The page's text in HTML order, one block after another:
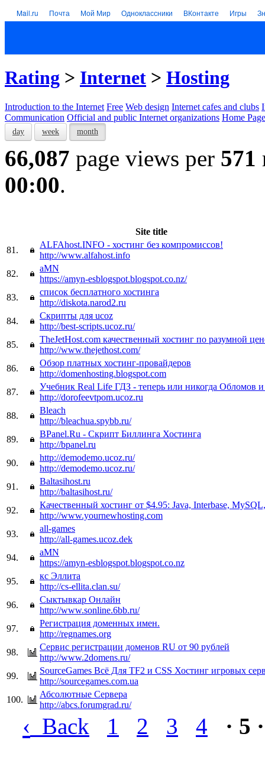
Mail.ru Почта Мой Мир Одноклассники ВКонтакте Игры
Rating > Internet > Hosting
Introduction to the Internet Free Web design Internet cafes and clubs
Communication Official and public Internet organizations Home
day week month
66,087 page views per 571
00:00.
Site title
81.
ALFAhost.INFO - хостинг без компромиссов!
http://www.alfahost.info
82.
aMN
https://amyn-esblogspot.blogspot.co.nz/
83.
список бесплатного хостинга
http://diskota.narod2.ru
84.
Скрипты для ucoz
http://best-scripts.ucoz.ru/
85.
TheJetHost.com качественный хостинг по разумной
http://www.thejethost.com/
86.
Обзор платных хостинг-провайдеров
http://domenhosting.blogspot.com
87.
Учебник Real Life ГДЗ - теперь или никогда Обломов
http://dorofeevtpom.ucoz.ru
88.
Bleach
http://bleachua.spybb.ru/
89.
BPanel.Ru - Скрипт Биллинга Хостинга
http://bpanel.ru
90.
http://demodemo.ucoz.ru/
http://demodemo.ucoz.ru/
91.
Baltasihost.ru
http://baltasihost.ru/
92.
Качественный хостинг от $4.95: Java, Interbase,
http://www.yournewhosting.com
93.
all-games
http://all-games.ucoz.dek
94.
aMN
https://amyn-esblogspot.blogspot.co.nz
95.
кс Эллита
http://cs-ellita.clan.su/
96.
Сыктывкар Онлайн
http://www.sonline.6bb.ru/
97.
Регистрация доменных имен.
http://regnames.org
98.
Сервис регистрации доменов RU от 90 рублей
http://www.2domens.ru/
99.
SourceGames Всё Для TF2 и CSS Хостинг игровых
http://sourcegames.com.ua
100.
Абсолютные Сервера
http://abcs.forumgrad.ru/
‹ Back 1 2 3 4 · 5 ·